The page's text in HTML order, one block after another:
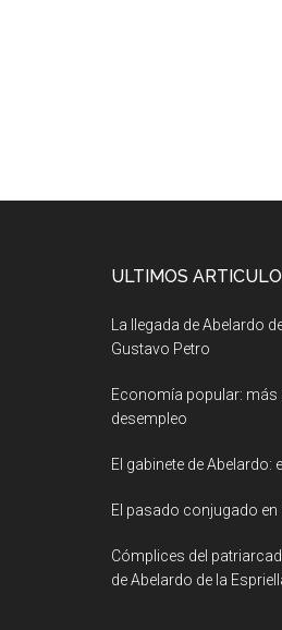
ULTIMOS
La llegada de Abelardo
Gustavo Petro
Economía popular: más
desempleo
El gabinete de Abelardo:
El pasado conjugado en
Cómplices del
de Abelardo de la